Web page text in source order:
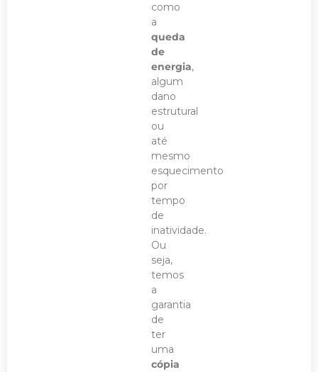
como
a
queda
de
energia,
algum
dano
estrutural
ou
até
mesmo
esquecimento
por
tempo
de
inatividade.
Ou
seja,
temos
a
garantia
de
ter
uma
cópia